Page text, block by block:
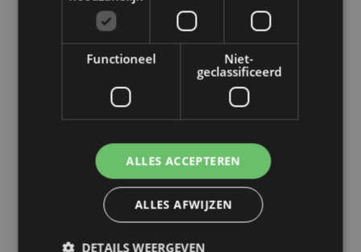
Bolle, die straks schepen af is, wijst
op het...
Functioneel
Niet-
geclassificeerd
ALLES ACCEPTEREN
ALLES AFWIJZEN
DETAILS WEERGEVEN